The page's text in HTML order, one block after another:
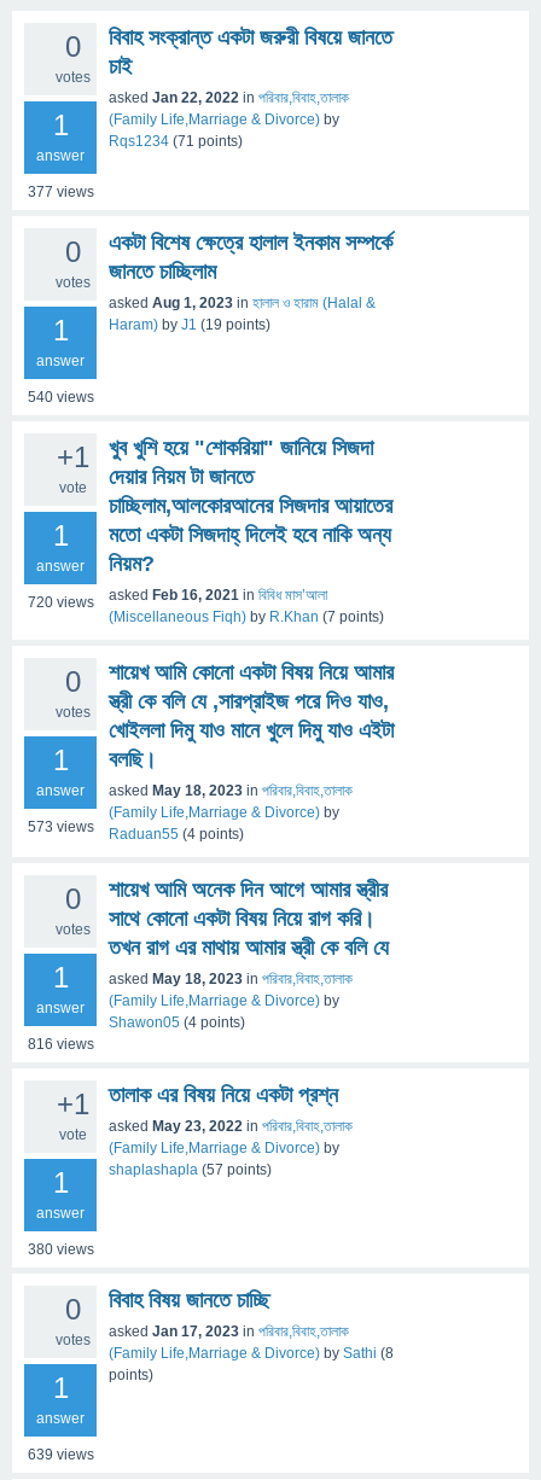
0
votes
1
answer
377 views
বিবাহ সংক্রান্ত একটা জরুরী বিষয়ে জানতে
চাই
asked Jan 22, 2022 in পরিবার,বিবাহ,তালাক
(Family Life,Marriage & Divorce) by
Rqs1234 (71 points)
0
votes
1
answer
540views
একটা বিশেষ ক্ষেত্রে হালাল ইনকাম সম্পর্কে
জানতে চাচ্ছিলাম
asked Aug 1, 2023 in হালাল ও হারাম (Halal &
Haram) by J1 (19 points)
+1
vote
1
answer
720views
খুব খুশি হয়ে "শোকরিয়া" জানিয়ে সিজদা
দেয়ার নিয়ম টা জানতে
চাচ্ছিলাম,আলকোরআনের সিজদার আয়াতের
মতো একটা সিজদাহ্ দিলেই হবে নাকি অন্য
নিয়ম?
asked Feb 16, 2021 in বিবিধ মাস’আলা
(Miscellaneous Fiqh) by R.Khan (7 points)
0
votes
1
answer
573 views
শায়েখ আমি কোনো একটা বিষয় নিয়ে আমার
স্ত্রী কে বলি যে ,সারপ্রাইজ পরে দিও যাও,
খোইললা দিমু যাও মানে খুলে দিমু যাও এইটা
বলছি।
asked May 18, 2023 in পরিবার,বিবাহ,তালাক
(Family Life,Marriage & Divorce) by
Raduan55 (4 points)
0
votes
1
answer
816 views
শায়েখ আমি অনেক দিন আগে আমার স্ত্রীর
সাথে কোনো একটা বিষয় নিয়ে রাগ করি।
তখন রাগ এর মাথায় আমার স্ত্রী কে বলি যে
asked May 18, 2023 in পরিবার,বিবাহ,তালাক
(Family Life,Marriage & Divorce) by
Shawon05 (4 points)
+1
vote
1
answer
380views
তালাক এর বিষয় নিয়ে একটা প্রশ্ন
asked May 23, 2022 in পরিবার,বিবাহ,তালাক
(Family Life,Marriage & Divorce) by
shaplashapla (57 points)
0
votes
1
answer
639 views
বিবাহ বিষয় জানতে চাচ্ছি
asked Jan 17, 2023 in পরিবার,বিবাহ,তালাক
(Family Life,Marriage & Divorce) by Sathi (8
points)